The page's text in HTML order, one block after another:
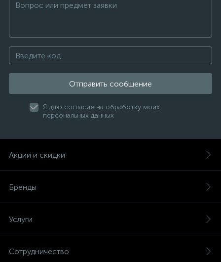
Отправить сообщение
Я даю согласие на обработку моих
персональных данных
Акции и скидки
Бренды
Услуги
Сотрудничество